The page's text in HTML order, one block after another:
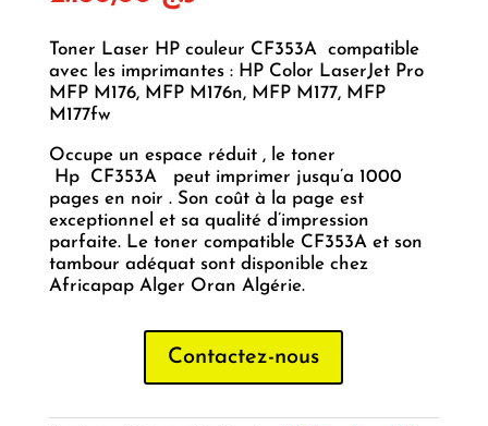
Toner Laser HP couleur CF353A compatible
avec les imprimantes : HP Color LaserJet Pro
MFP M176, MFP M176n, MFP M177, MFP
M177fw
Occupe un espace réduit , le toner
Hp CF353A peut imprimer jusqu’a 1000
pages en noir . Son coût à la page est
exceptionnel et sa qualité d’impression
parfaite. Le toner compatible CF353A et son
tambour adéquat sont disponible chez
Africapap Alger Oran Algérie.
Contactez-nous